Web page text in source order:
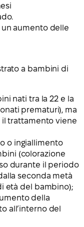
un aumento delle
a bambini di
nati tra la 22 e la
prematuri), ma
trattamento viene
o ingiallimento
(colorazione
durante il periodo
seconda metà
età del bambino);
della
all’interno del